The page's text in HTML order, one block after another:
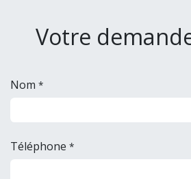
Votre
Nom *
Téléphone *